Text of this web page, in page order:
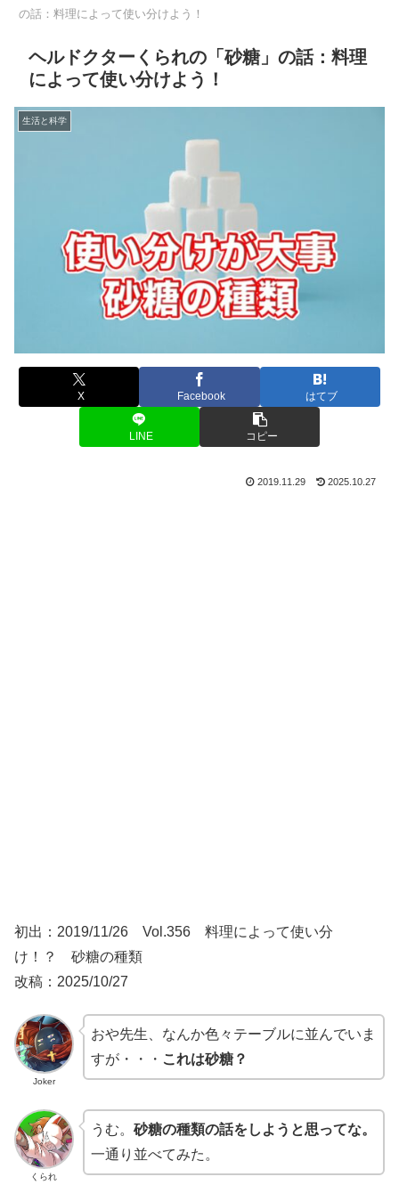
の話：料理によって使い分けよう！
ヘルドクターくられの「砂糖」の話：料理
によって使い分けよう！
生活と科学
X Facebook はてブ
LINE コピー
2019.11.29 2025.10.27
初出：2019/11/26 Vol.356 料理によって使い分
け！？ 砂糖の種類
改稿：2025/10/27
Joker
おや先生、なんか色々テーブルに並んでいま
すが・・・ これは砂糖？
くられ
うむ。 砂糖の種類の話をしようと思ってな。
一通り並べてみた。